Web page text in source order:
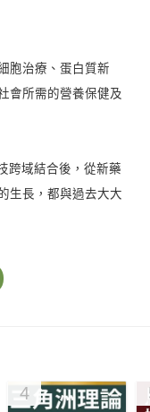
治療、蛋白質新
會所需的營養保健及
域結合後，從新藥
生長，都與過去大大
在都可以看到精準醫
智慧和大數據應
將有助於對創新醫療
4